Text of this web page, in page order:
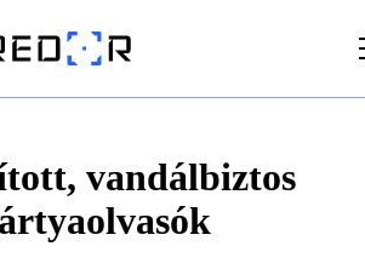
vandálbiztos